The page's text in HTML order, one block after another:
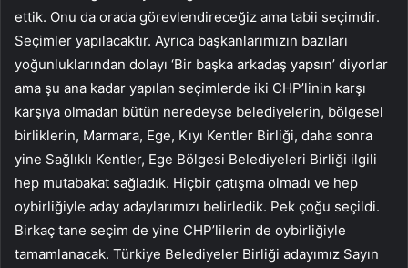
ettik. Onu da orada görevlendireceğiz ama tabii seçimdir.
Seçimler yapılacaktır. Ayrıca başkanlarımızın bazıları
yoğunluklarından dolayı ‘Bir başka arkadaş yapsın’ diyorlar
ama şu ana kadar yapılan seçimlerde iki CHP’linin karşı
karşıya olmadan bütün neredeyse belediyelerin, bölgesel
birliklerin, Marmara, Ege, Kıyı Kentler Birliği, daha sonra
yine Sağlıklı Kentler, Ege Bölgesi Belediyeleri Birliği ilgili
hep mutabakat sağladık. Hiçbir çatışma olmadı ve hep
oybirliğiyle aday adaylarımızı belirledik. Pek çoğu seçildi.
Birkaç tane seçim de yine CHP’lilerin de oybirliğiyle
tamamlanacak. Türkiye Belediyeler Birliği adayımız Sayın